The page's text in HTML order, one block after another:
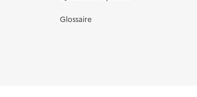
Glossaire